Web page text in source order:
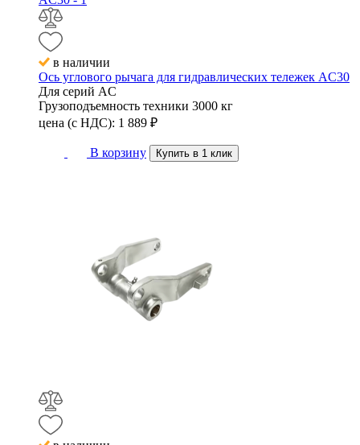
в наличии
Ось углового рычага для гидравлических тележек AC30
Для серий AC
Грузоподъемность техники 3000 кг
цена (с НДС): 1 889 ₽
В корзину Купить в 1 клик